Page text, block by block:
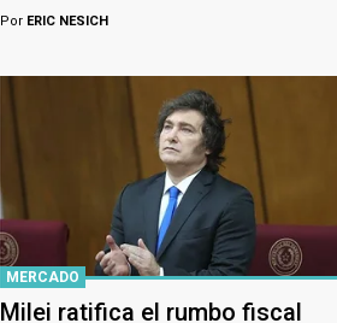
PorERIC NESICH
MERCADO
Milei ratifica el rumbo fiscal